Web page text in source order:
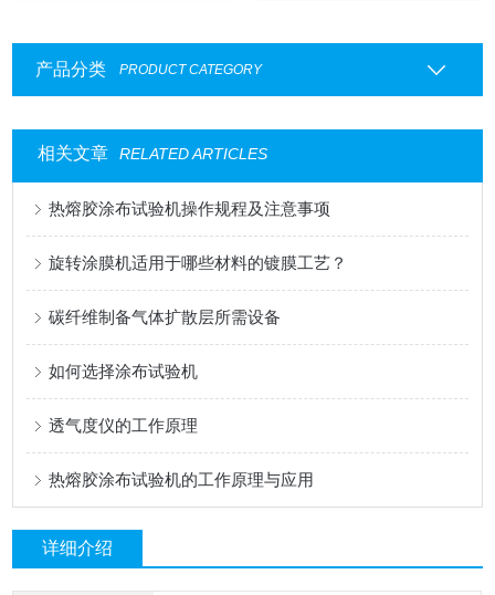
产品分类 PRODUCT CATEGORY
相关文章 RELATED ARTICLES
热熔胶涂布试验机操作规程及注意事项
旋转涂膜机适用于哪些材料的镀膜工艺？
碳纤维制备气体扩散层所需设备
如何选择涂布试验机
透气度仪的工作原理
热熔胶涂布试验机的工作原理与应用
详细介绍